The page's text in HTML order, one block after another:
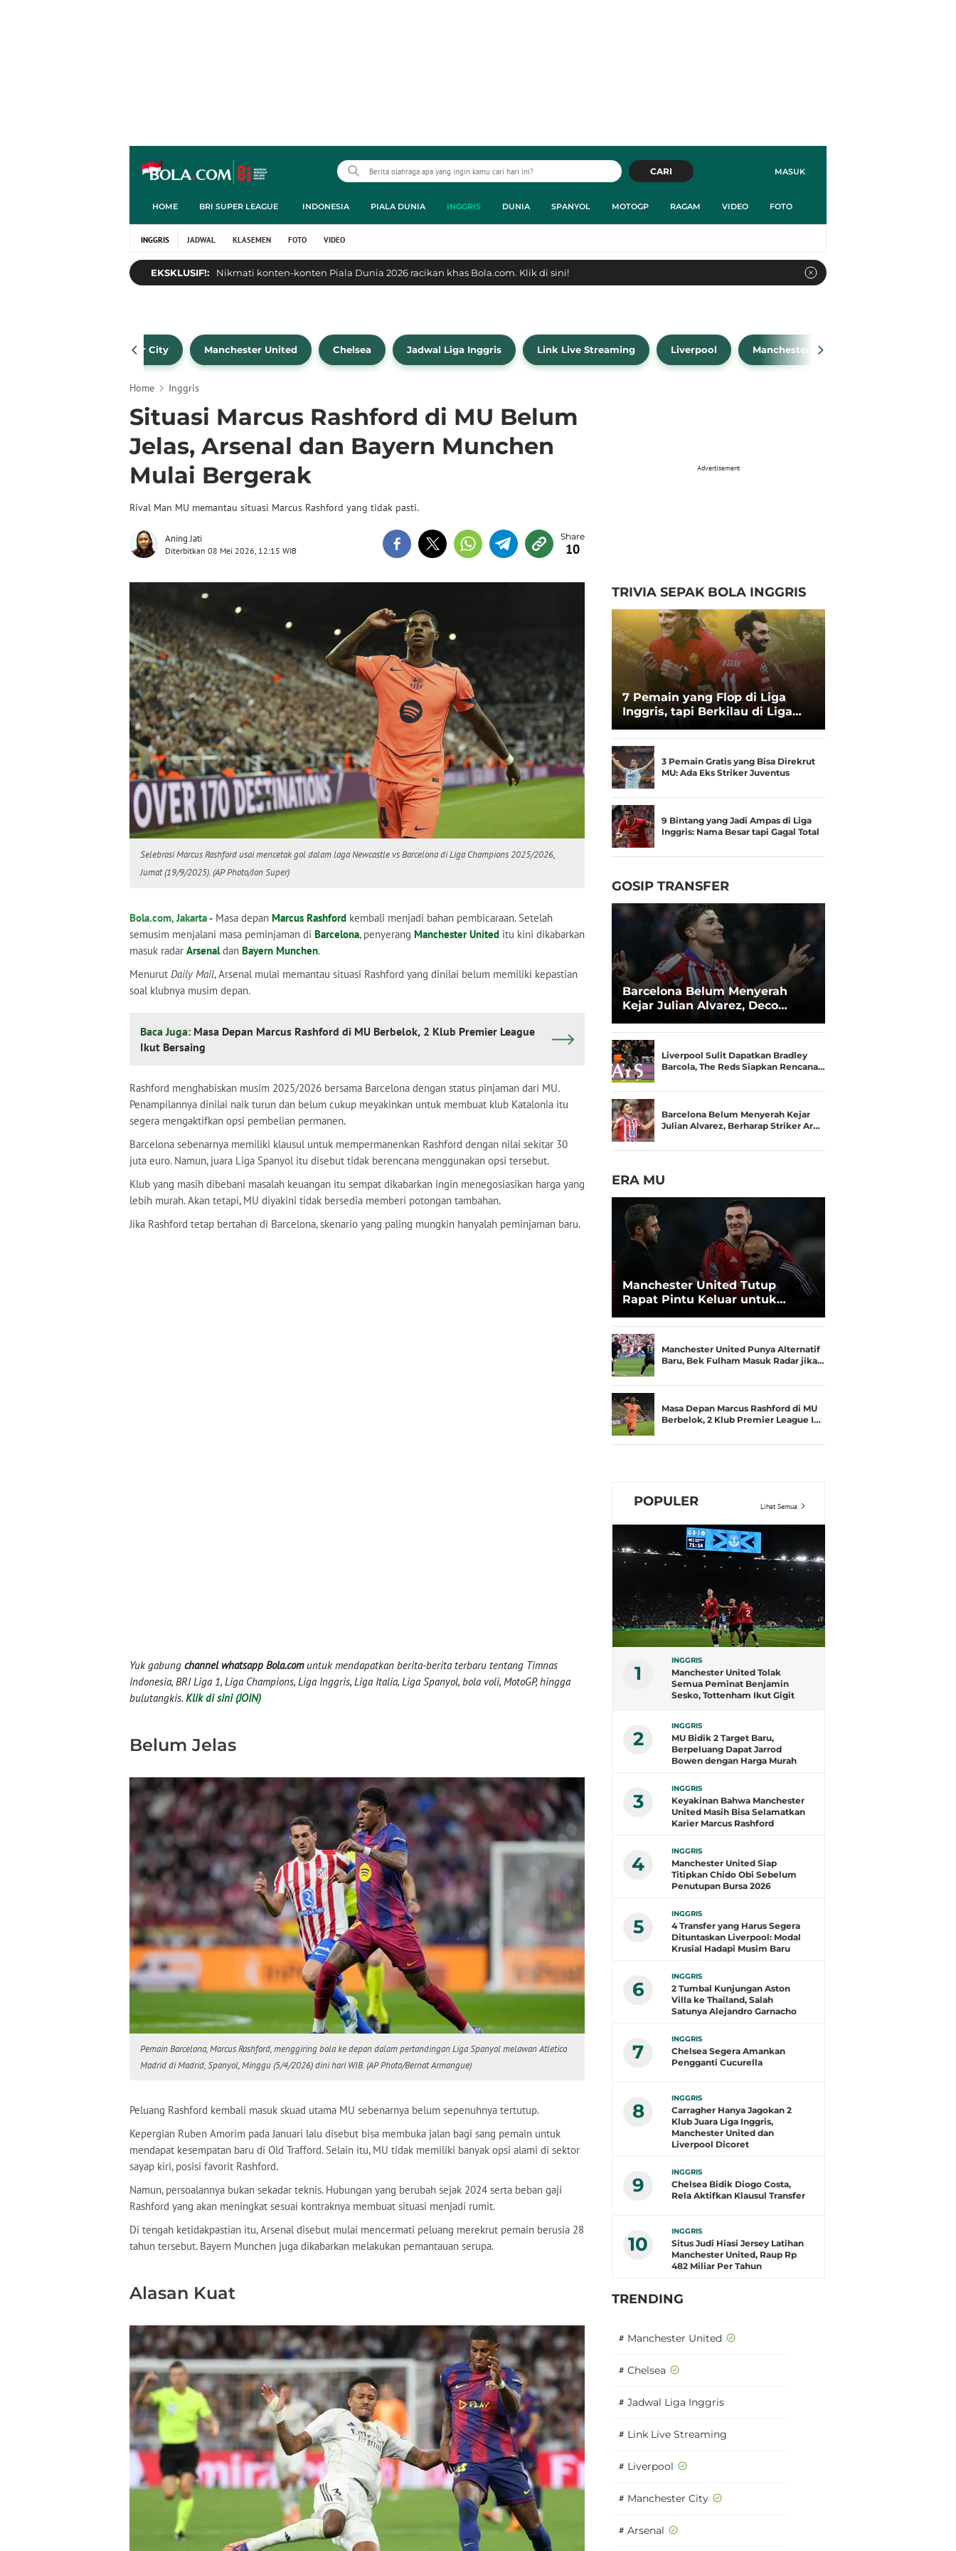
MASUK
CARI
HOME BRI SUPER LEAGUE INDONESIA PIALA DUNIA INGGRIS DUNIA SPANYOL MOTOGP RAGAM VIDEO FOTO
INGGRIS JADWAL KLASEMEN FOTO VIDEO
EKSKLUSIF!: Nikmati konten-konten Piala Dunia 2026 racikan khas Bola.com. Klik di sini!
Manchester City Manchester United Chelsea Jadwal Liga Inggris Link Live Streaming Liverpool Manchester City
Home Inggris
Situasi Marcus Rashford di MU Belum
Jelas, Arsenal dan Bayern Munchen
Mulai Bergerak
Rival Man MU memantau situasi Marcus Rashford yang tidak pasti.
Aning Jati
Diterbitkan 08 Mei 2026, 12:15 WIB 10
Selebrasi Marcus Rashford usai mencetak gol dalam laga Newcastle vs Barcelona di Liga Champions 2025/2026,
Jumat (19/9/2025). (AP Photo/Jon Super)
Bola.com, Jakarta - Masa depan Marcus Rashford kembali menjadi bahan pembicaraan. Setelah
semusim menjalani masa peminjaman di Barcelona, penyerang Manchester United itu kini dikabarkan
masuk radar Arsenaldan Bayern Munchen.
Menurut Daily Mail, Arsenal mulai memantau situasi Rashford yang dinilai belum memiliki kepastian
soal klubnya musim depan.
Baca Juga: Masa Depan Marcus Rashford di MU Berbelok, 2 Klub Premier League
Ikut Bersaing
Rashford menghabiskan musim 2025/2026 bersama Barcelona dengan status pinjaman dari MU.
Penampilannya dinilai naik turun dan belum cukup meyakinkan untuk membuat klub Katalonia itu
segera mengaktifkan opsi pembelian permanen.
Barcelona sebenarnya memiliki klausul untuk mempermanenkan Rashford dengan nilai sekitar 30
juta euro. Namun, juara Liga Spanyol itu disebut tidak berencana menggunakan opsi tersebut.
Klub yang masih dibebani masalah keuangan itu sempat dikabarkan ingin menegosiasikan harga yang
lebih murah. Akan tetapi, MU diyakini tidak bersedia memberi potongan tambahan.
Jika Rashford tetap bertahan di Barcelona, skenario yang paling mungkin hanyalah peminjaman baru.
Yuk gabung channel whatsapp Bola.comuntuk mendapatkan berita-berita terbaru tentang Timnas
Indonesia, BRI Liga 1, Liga Champions, Liga Inggris, Liga Italia, Liga Spanyol, bola voli, MotoGP, hingga
bulutangkis. Klik di sini (JOIN)
Belum Jelas
Pemain Barcelona, Marcus Rashford, menggiring bola ke depan dalam pertandingan Liga Spanyol melawan Atletico
Madrid di Madrid, Spanyol, Minggu (5/4/2026) dini hari WIB. (AP Photo/Bernat Armangue)
Peluang Rashford kembali masuk skuad utama MU sebenarnya belum sepenuhnya tertutup.
Kepergian Ruben Amorim pada Januari lalu disebut bisa membuka jalan bagi sang pemain untuk
mendapat kesempatan baru di Old Trafford. Selain itu, MU tidak memiliki banyak opsi alami di sektor
sayap kiri, posisi favorit Rashford.
Namun, persoalannya bukan sekadar teknis. Hubungan yang berubah sejak 2024 serta beban gaji
Rashford yang akan meningkat sesuai kontraknya membuat situasi menjadi rumit.
Di tengah ketidakpastian itu, Arsenal disebut mulai mencermati peluang merekrut pemain berusia 28
tahun tersebut. Bayern Munchen juga dikabarkan melakukan pemantauan serupa.
Alasan Kuat
Advertisement
TRIVIA SEPAK BOLA INGGRIS
7 Pemain yang Flop di Liga
Inggris, tapi Berkilau di Liga
Gerard Pique
3 Pemain Gratis yang Bisa Direkrut
MU: Ada Eks Striker Juventus
9 Bintang yang Jadi Ampas di Liga
Inggris: Nama Besar tapi Gagal Total
GOSIP TRANSFER
Barcelona Belum Menyerah
Kejar Julian Alvarez, Deco
Liverpool Sulit Dapatkan Bradley
Barcola, The Reds Siapkan Rencana…
Barcelona Belum Menyerah Kejar
Julian Alvarez, Berharap Striker Ar…
ERA MU
Manchester United Tutup
Rapat Pintu Keluar untuk
Bayern Munchen Gigit Jari
Manchester United Punya Alternatif
Baru, Bek Fulham Masuk Radar jika…
Masa Depan Marcus Rashford di MU
Berbelok, 2 Klub Premier League I…
POPULER Lihat Semua
1
INGGRIS
Manchester United Tolak
Semua Peminat Benjamin
Sesko, Tottenham Ikut Gigit
2
INGGRIS
MU Bidik 2 Target Baru,
Berpeluang Dapat Jarrod
Bowen dengan Harga Murah
3
INGGRIS
Keyakinan Bahwa Manchester
United Masih Bisa Selamatkan
Karier Marcus Rashford
4
INGGRIS
Manchester United Siap
Titipkan Chido Obi Sebelum
Penutupan Bursa 2026
5
INGGRIS
4 Transfer yang Harus Segera
Dituntaskan Liverpool: Modal
Krusial Hadapi Musim Baru
6
INGGRIS
2 Tumbal Kunjungan Aston
Villa ke Thailand, Salah
Satunya Alejandro Garnacho
7
INGGRIS
Chelsea Segera Amankan
Pengganti Cucurella
8
INGGRIS
Carragher Hanya Jagokan 2
Klub Juara Liga Inggris,
Manchester United dan
Liverpool Dicoret
9
INGGRIS
Chelsea Bidik Diogo Costa,
Rela Aktifkan Klausul Transfer
10
INGGRIS
Situs Judi Hiasi Jersey Latihan
Manchester United, Raup Rp
482 Miliar Per Tahun
TRENDING
# Manchester United
# Chelsea
# Jadwal Liga Inggris
# Link Live Streaming
# Liverpool
# Manchester City
# Arsenal